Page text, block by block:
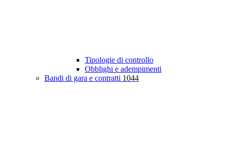
Tipologie di controllo
Obblighi e adempimenti
Bandi di gara e contratti 1044